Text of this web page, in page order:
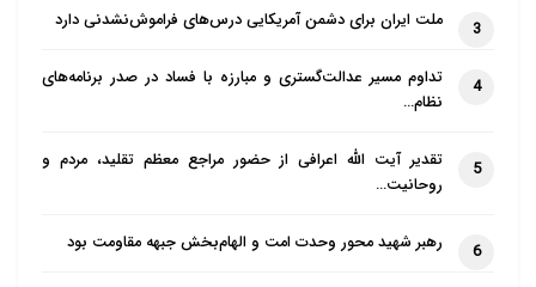
3 ملت ایران برای دشمن آمریکایی درس‌های فراموش‌نشدنی دارد
4
تداوم مسیر عدالت‌گستری و مبارزه با فساد در صدر برنامه‌های
نظام…
5
تقدیر آیت الله اعرافی از حضور مراجع معظم تقلید، مردم و
روحانیت…
6 رهبر شهید محور وحدت امت و الهام‌بخش جبهه مقاومت بود